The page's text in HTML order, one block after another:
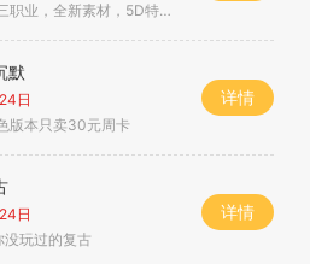
业，全新素材，5D特效，不卡图
默
日
版本只卖30元周卡
详情
日
没玩过的复古
详情